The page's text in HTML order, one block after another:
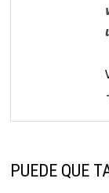
PUEDE QUE